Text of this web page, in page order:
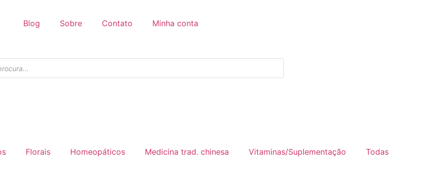
Blog Sobre Contato Minha conta
Florais Homeopáticos Medicina trad. chinesa Vitaminas/Suplementação Todas